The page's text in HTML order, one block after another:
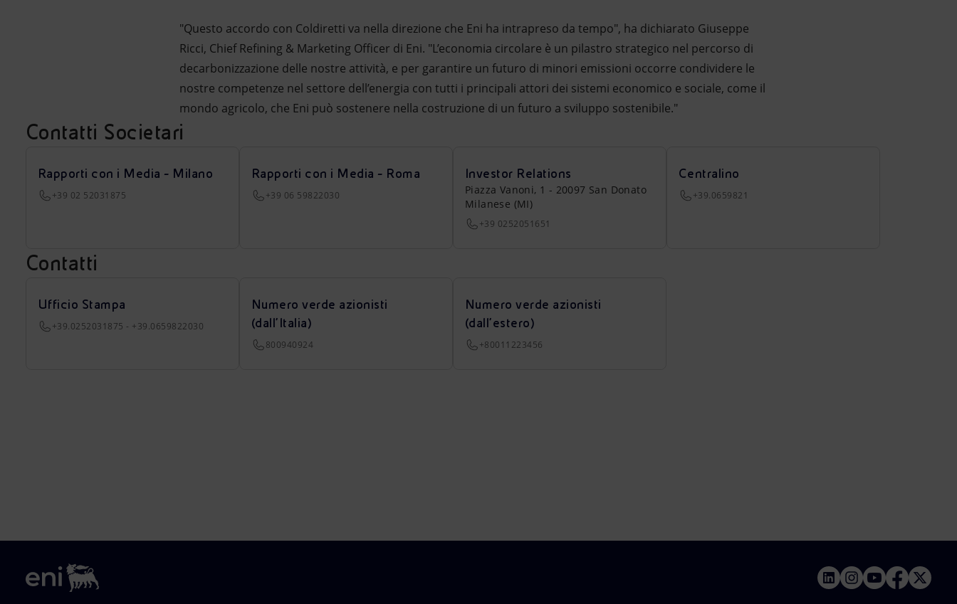
"Questo accordo con Coldiretti va nella direzione che Eni ha intrapreso da tempo", ha dichiarato Giuseppe
Ricci, Chief Refining & Marketing Officer di Eni. "L’economia circolare è un pilastro strategico nel percorso di
decarbonizzazione delle nostre attività, e per garantire un futuro di minori emissioni occorre condividere le
nostre competenze nel settore dell’energia con tutti i principali attori dei sistemi economico e sociale, come il
mondo agricolo, che Eni può sostenere nella costruzione di un futuro a sviluppo sostenibile."
Contatti Societari
Rapporti con i Media - Milano
+39 02 52031875
Rapporti con i Media - Roma
+39 06 59822030
Investor Relations
Piazza Vanoni, 1 - 20097 San Donato
Milanese (MI)
+39 0252051651
Centralino
+39.0659821
Contatti
Ufficio Stampa
+39.0252031875 - +39.0659822030
Numero verde azionisti
(dall’Italia)
800940924
Numero verde azionisti
(dall’estero)
+80011223456